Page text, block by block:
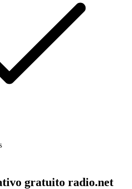
gratuito radio.net